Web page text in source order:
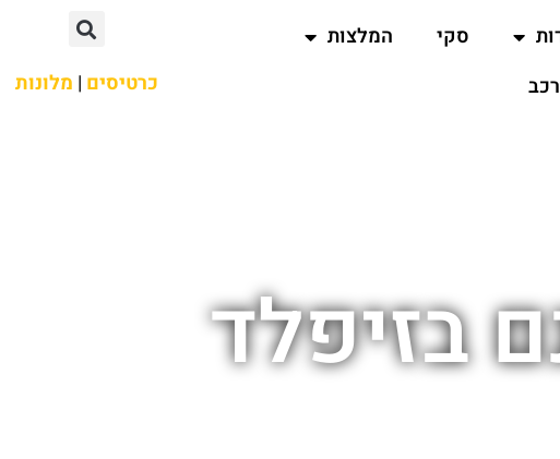
סקי
המלצות
רכב כרטיסים | מלונות
בזיפלד